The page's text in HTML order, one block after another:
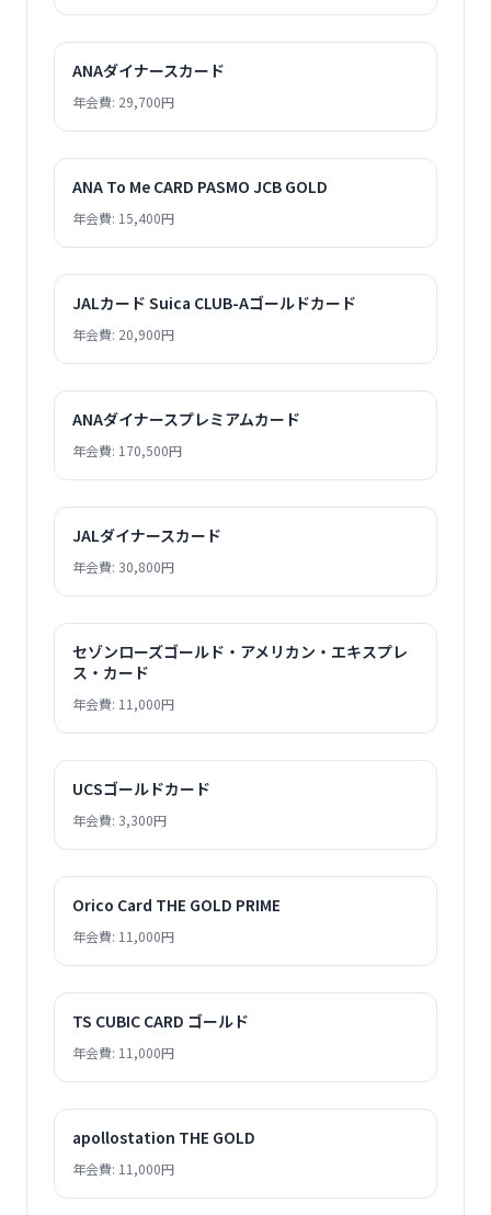
ANAダイナースカード
年会費: 29,700円
ANA To Me CARD PASMO JCB GOLD
年会費: 15,400円
JALカード Suica CLUB-Aゴールドカード
年会費: 20,900円
ANAダイナースプレミアムカード
年会費: 170,500円
JALダイナースカード
年会費: 30,800円
セゾンローズゴールド・アメリカン・エキスプレ
ス・カード
年会費: 11,000円
UCSゴールドカード
年会費: 3,300円
Orico Card THE GOLD PRIME
年会費: 11,000円
TS CUBIC CARD ゴールド
年会費: 11,000円
apollostation THE GOLD
年会費: 11,000円